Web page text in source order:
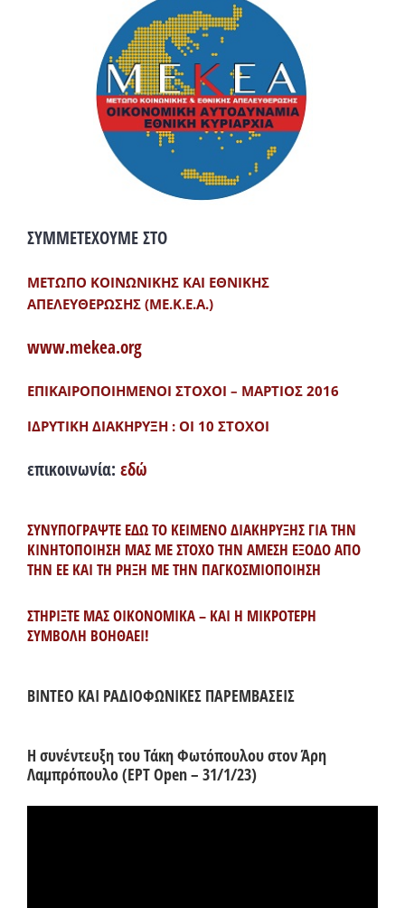
ΣΥΜΜΕΤΕΧΟΥΜΕ ΣΤΟ
ΜΕΤΩΠΟ ΚΟΙΝΩΝΙΚΗΣ ΚΑΙ ΕΘΝΙΚΗΣ
ΑΠΕΛΕΥΘΕΡΩΣΗΣ (ΜΕ.Κ.Ε.Α.)
www.mekea.org
ΕΠΙΚΑΙΡΟΠΟΙΗΜΕΝΟΙ ΣΤΟΧΟΙ – ΜΑΡΤΙΟΣ 2016
ΙΔΡΥΤΙΚΗ ΔΙΑΚΗΡΥΞΗ : ΟΙ 10 ΣΤΟΧΟΙ
επικοινωνία: εδώ
ΣΥΝΥΠΟΓΡΑΨΤΕ ΕΔΩ ΤΟ ΚΕΙΜΕΝΟ ΔΙΑΚΗΡΥΞΗΣ ΓΙΑ ΤΗΝ
ΚΙΝΗΤΟΠΟΙΗΣΗ ΜΑΣ ΜΕ ΣΤΟΧΟ ΤΗΝ ΑΜΕΣΗ ΕΞΟΔΟ ΑΠΟ
ΤΗΝ ΕΕ ΚΑΙ ΤΗ ΡΗΞΗ ΜΕ ΤΗΝ ΠΑΓΚΟΣΜΙΟΠΟΙΗΣΗ
ΣΤΗΡΙΞΤΕ ΜΑΣ ΟΙΚΟΝΟΜΙΚΑ – ΚΑΙ Η ΜΙΚΡΟΤΕΡΗ
ΣΥΜΒΟΛΗ ΒΟΗΘΑΕΙ!
ΒΙΝΤΕΟ ΚΑΙ ΡΑΔΙΟΦΩΝΙΚΕΣ ΠΑΡΕΜΒΑΣΕΙΣ
Η συνέντευξη του Τάκη Φωτόπουλου στον Άρη
Λαμπρόπουλο (ΕΡΤ Open – 31/1/23)